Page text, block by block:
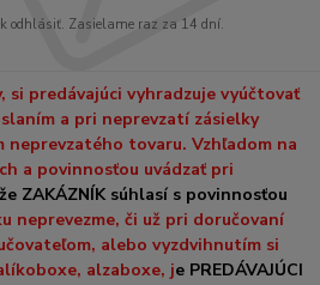
odhlásiť. Zasielame raz za 14 dní.
si predávajúci vyhradzuje vyúčtovať
a pri neprevzatí zásielky
neprevzatého tovaru. Vzhľadom na
a povinnosťou uvádzať pri
že ZAKÁZNÍK súhlasí s povinnosťou
neprevezme, či už pri doručovaní
alebo vyzdvihnutím si
alzaboxe, je PREDÁVAJÚCI